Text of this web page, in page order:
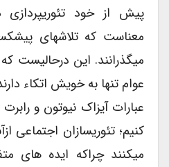
پیش از خود تئوریپردازی
معناست که تلاشهای
میگذرانند. این درحالیست
عوام تنها به خویش اتکاء
عبارات آیزاک نیوتون و
کنیم؛ تئوریسازان اجتماعی
میکنند چراکه ایده های